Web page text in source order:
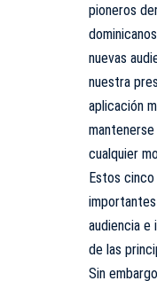
pioneros
nuevas
nuestra
aplicación
cualquier
Estos
audiencia e
de las
Sin